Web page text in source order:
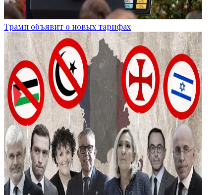
Трамп объявит о новых тарифах